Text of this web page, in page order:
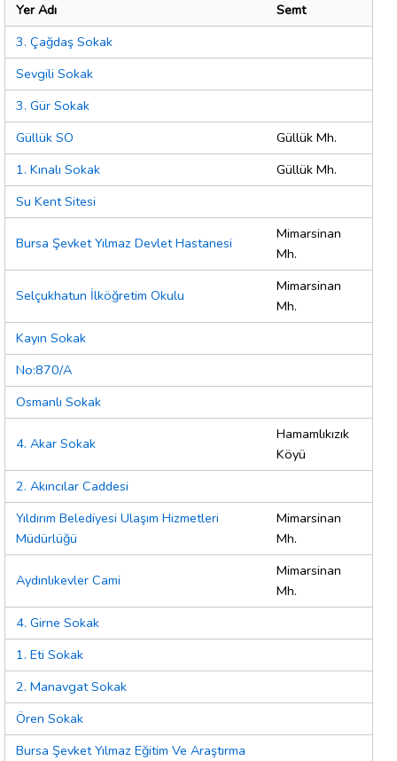
Yer Adı
Semt
3. Çağdaş Sokak
Sevgili Sokak
3. Gür Sokak
Güllük SO
Güllük Mh.
1. Kınalı Sokak
Güllük Mh.
Su Kent Sitesi
Bursa Şevket Yılmaz Devlet Hastanesi
Mimarsinan
Mh.
Selçukhatun İlköğretim Okulu
Mimarsinan
Mh.
Kayın Sokak
No:870/A
Osmanlı Sokak
4. Akar Sokak
Hamamlıkızık
Köyü
2. Akıncılar Caddesi
Yıldırım Belediyesi Ulaşım Hizmetleri
Müdürlüğü
Mimarsinan
Mh.
Aydınlıkevler Cami
Mimarsinan
Mh.
4. Girne Sokak
1. Eti Sokak
2. Manavgat Sokak
Ören Sokak
Bursa Şevket Yılmaz Eğitim Ve Araştırma